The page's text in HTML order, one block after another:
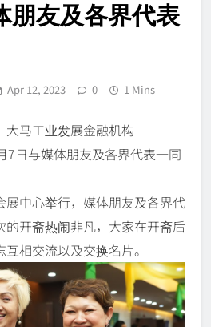
朋友及各界代表
Apr 12, 2023 0 1 Mins
大马工业发展金融机构
7日与媒体朋友及各界代表一同
展中心举行，媒体朋友及各界代
的开斋热闹非凡，大家在开斋后
相交流以及交换名片。